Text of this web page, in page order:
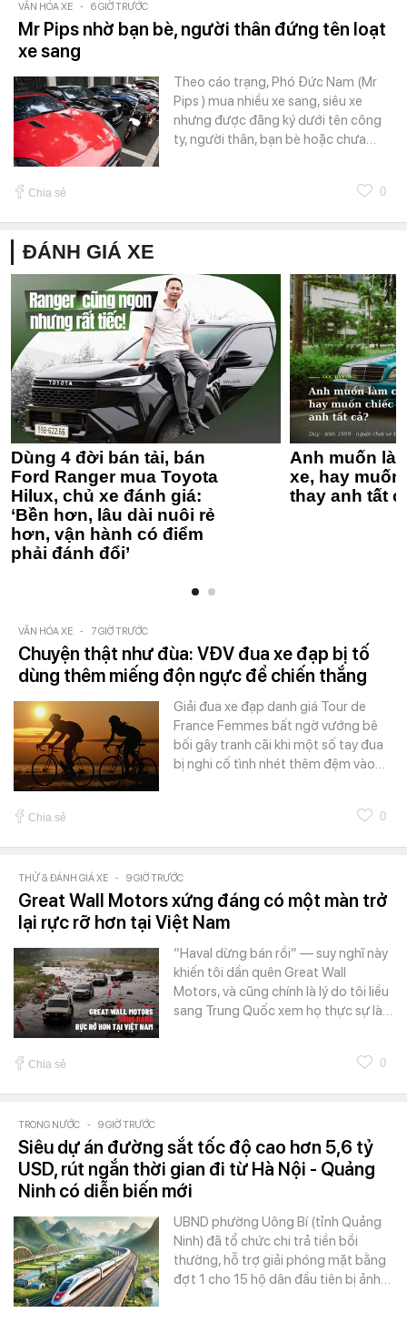
VĂN HÓA XE - 6 GIỜ TRƯỚC
Mr Pips nhờ bạn bè, người thân đứng tên loạt
xe sang
Theo cáo trạng, Phó Đức Nam (Mr
Pips ) mua nhiều xe sang, siêu xe
nhưng được đăng ký dưới tên công
ty, người thân, bạn bè hoặc chưa…
Chia sẻ 0
ĐÁNH GIÁ XE
Dùng 4 đời bán tải, bán
Ford Ranger mua Toyota
Hilux, chủ xe đánh giá:
‘Bền hơn, lâu dài nuôi rẻ
hơn, vận hành có điểm
phải đánh đổi’
Anh muốn
xe, hay
thay anh tất
VĂN HÓA XE - 7 GIỜ TRƯỚC
Chuyện thật như đùa: VĐV đua xe đạp bị tố
dùng thêm miếng độn ngực để chiến thắng
Giải đua xe đạp danh giá Tour de
France Femmes bất ngờ vướng bê
bối gây tranh cãi khi một số tay đua
bị nghi cố tình nhét thêm đệm vào…
Chia sẻ 0
THỬ & ĐÁNH GIÁ XE - 9 GIỜ TRƯỚC
Great Wall Motors xứng đáng có một màn trở
lại rực rỡ hơn tại Việt Nam
“Haval dừng bán rồi” — suy nghĩ này
khiến tôi dần quên Great Wall
Motors, và cũng chính là lý do tôi liều
sang Trung Quốc xem họ thực sự là…
Chia sẻ 0
TRONG NƯỚC - 9 GIỜ TRƯỚC
Siêu dự án đường sắt tốc độ cao hơn 5,6 tỷ
USD, rút ngắn thời gian đi từ Hà Nội - Quảng
Ninh có diễn biến mới
UBND phường Uông Bí (tỉnh Quảng
Ninh) đã tổ chức chi trả tiền bồi
thường, hỗ trợ giải phóng mặt bằng
đợt 1 cho 15 hộ dân đầu tiên bị ảnh…